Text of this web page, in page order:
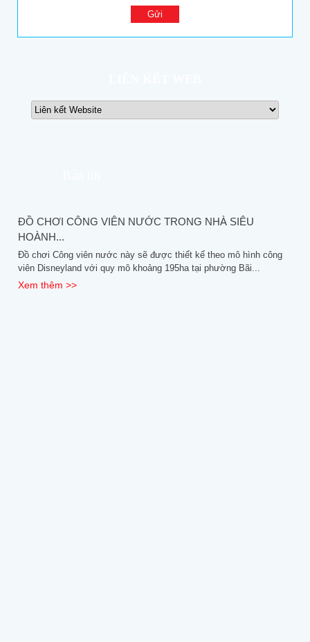
ĐỒ CHƠI CÔNG VIÊN NƯỚC TRONG NHÀ SIÊU
HOÀNH...
Đồ chơi Công viên nước này sẽ được thiết kế theo mô hình công
viên Disneyland với quy mô khoảng 195ha tại phường Bãi...
Xem thêm >>